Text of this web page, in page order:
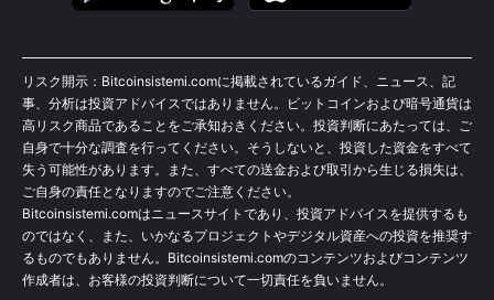
リスク開示：Bitcoinsistemi.comに掲載されているガイド、ニュース、記
事、分析は投資アドバイスではありません。ビットコインおよび暗号通貨は
高リスク商品であることをご承知おきください。投資判断にあたっては、ご
自身で十分な調査を行ってください。そうしないと、投資した資金をすべて
失う可能性があります。また、すべての送金および取引から生じる損失は、
ご自身の責任となりますのでご注意ください。
Bitcoinsistemi.comはニュースサイトであり、投資アドバイスを提供するも
のではなく、また、いかなるプロジェクトやデジタル資産への投資を推奨す
るものでもありません。Bitcoinsistemi.comのコンテンツおよびコンテンツ
作成者は、お客様の投資判断について一切責任を負いません。